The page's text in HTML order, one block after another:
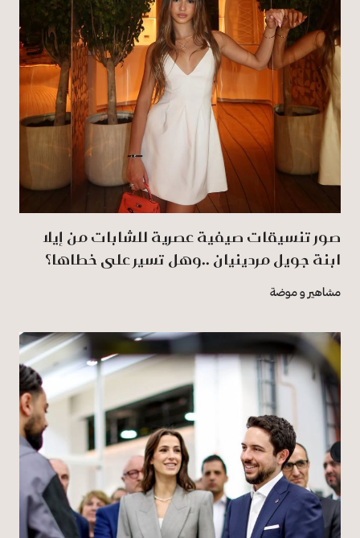
صور تنسيقات صيفية عصرية للشابات من إيلا
ابنة جويل مردينيان ..وهل تسير على خطاها؟
مشاهير و موضة